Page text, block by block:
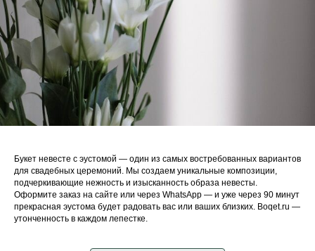
Букет невесте с эустомой — один из самых востребованных вариантов
для свадебных церемоний. Мы создаем уникальные композиции,
подчеркивающие нежность и изысканность образа невесты.
Оформите заказ на сайте или через WhatsApp — и уже через 90 минут
прекрасная эустома будет радовать вас или ваших близких. Boqet.ru —
утонченность в каждом лепестке.